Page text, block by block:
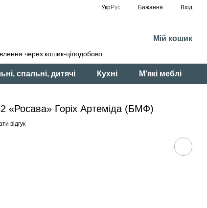
УкрРус Бажання Вхід
через кошик-цілодобово
Мій кошик
спальні, дитячі Кухні М'які меблі
«Росава» Горіх Артеміда (БМФ)
відгук